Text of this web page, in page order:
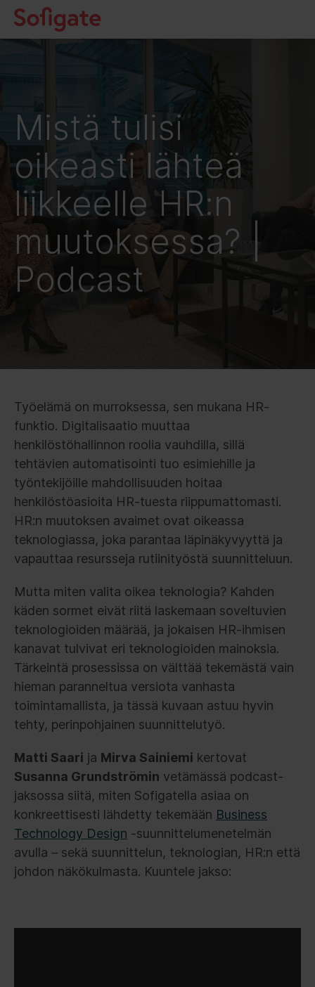
Hyppää
sisältöön
Mistä tulisi
oikeasti lähteä
liikkeelle HR:n
muutoksessa? |
Podcast
Työelämä on murroksessa, sen mukana HR-
funktio. Digitalisaatio muuttaa
henkilöstöhallinnon roolia vauhdilla, sillä
tehtävien automatisointi tuo esimiehille ja
työntekijöille mahdollisuuden hoitaa
henkilöstöasioita HR-tuesta riippumattomasti.
HR:n muutoksen avaimet ovat oikeassa
teknologiassa, joka parantaa läpinäkyvyyttä ja
vapauttaa resursseja rutiinityöstä suunnitteluun.
Mutta miten valita oikea teknologia? Kahden
käden sormet eivät riitä laskemaan soveltuvien
teknologioiden määrää, ja jokaisen HR-ihmisen
kanavat tulvivat eri teknologioiden mainoksia.
Tärkeintä prosessissa on välttää tekemästä vain
hieman paranneltua versiota vanhasta
toimintamallista, ja tässä kuvaan astuu hyvin
tehty, perinpohjainen suunnittelutyö.
Matti Saari ja Mirva Sainiemi kertovat
Susanna Grundströmin vetämässä podcast-
jaksossa siitä, miten Sofigatella asiaa on
konkreettisesti lähdetty tekemään Business
Technology Design -suunnittelumenetelmän
avulla – sekä suunnittelun, teknologian, HR:n että
johdon näkökulmasta. Kuuntele jakso: